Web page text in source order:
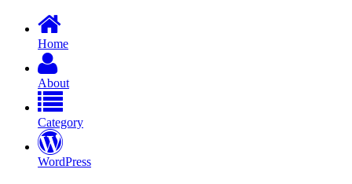
Home
About
Category
WordPress